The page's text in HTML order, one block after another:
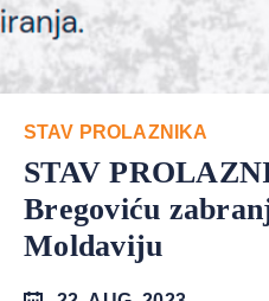
STAV PROLAZNIKA
STAV
Bregoviću
Moldaviju